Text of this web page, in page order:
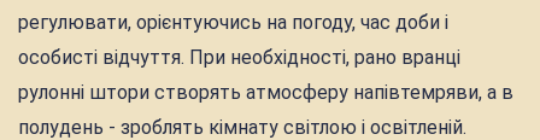
регулювати, орієнтуючись на погоду, час доби і
особисті відчуття. При необхідності, рано вранці
рулонні штори створять атмосферу напівтемряви, а в
полудень - зроблять кімнату світлою і освітленій.